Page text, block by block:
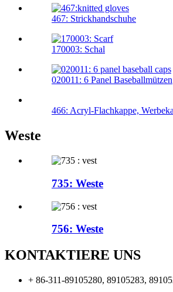
467: Strickhandschuhe
170003: Schal
020011: 6 Panel Baseballmützen
466: Acryl-Flachkappe,
Weste
735: Weste
756: Weste
KONTAKTIERE UNS
+ 86-311-89105280, 89105283,